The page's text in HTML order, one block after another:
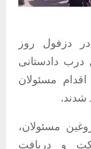
در دزفول روز
درب دادستانی
مسئولان
شدند.
مسئولان،
و دریافت